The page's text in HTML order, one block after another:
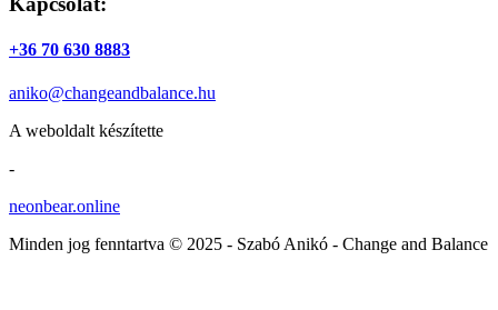
+36 70 630 8883
aniko@changeandbalance.hu
A weboldalt készítette
-
neonbear.online
Minden jog fenntartva © 2025 - Szabó Anikó - Change and Balance